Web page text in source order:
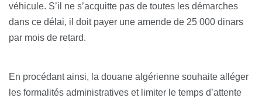
véhicule. S’il ne s’acquitte pas de toutes les démarches
dans ce délai, il doit payer une amende de 25 000 dinars
par mois de retard.
En procédant ainsi, la douane algérienne souhaite alléger
les formalités administratives et limiter le temps d’attente